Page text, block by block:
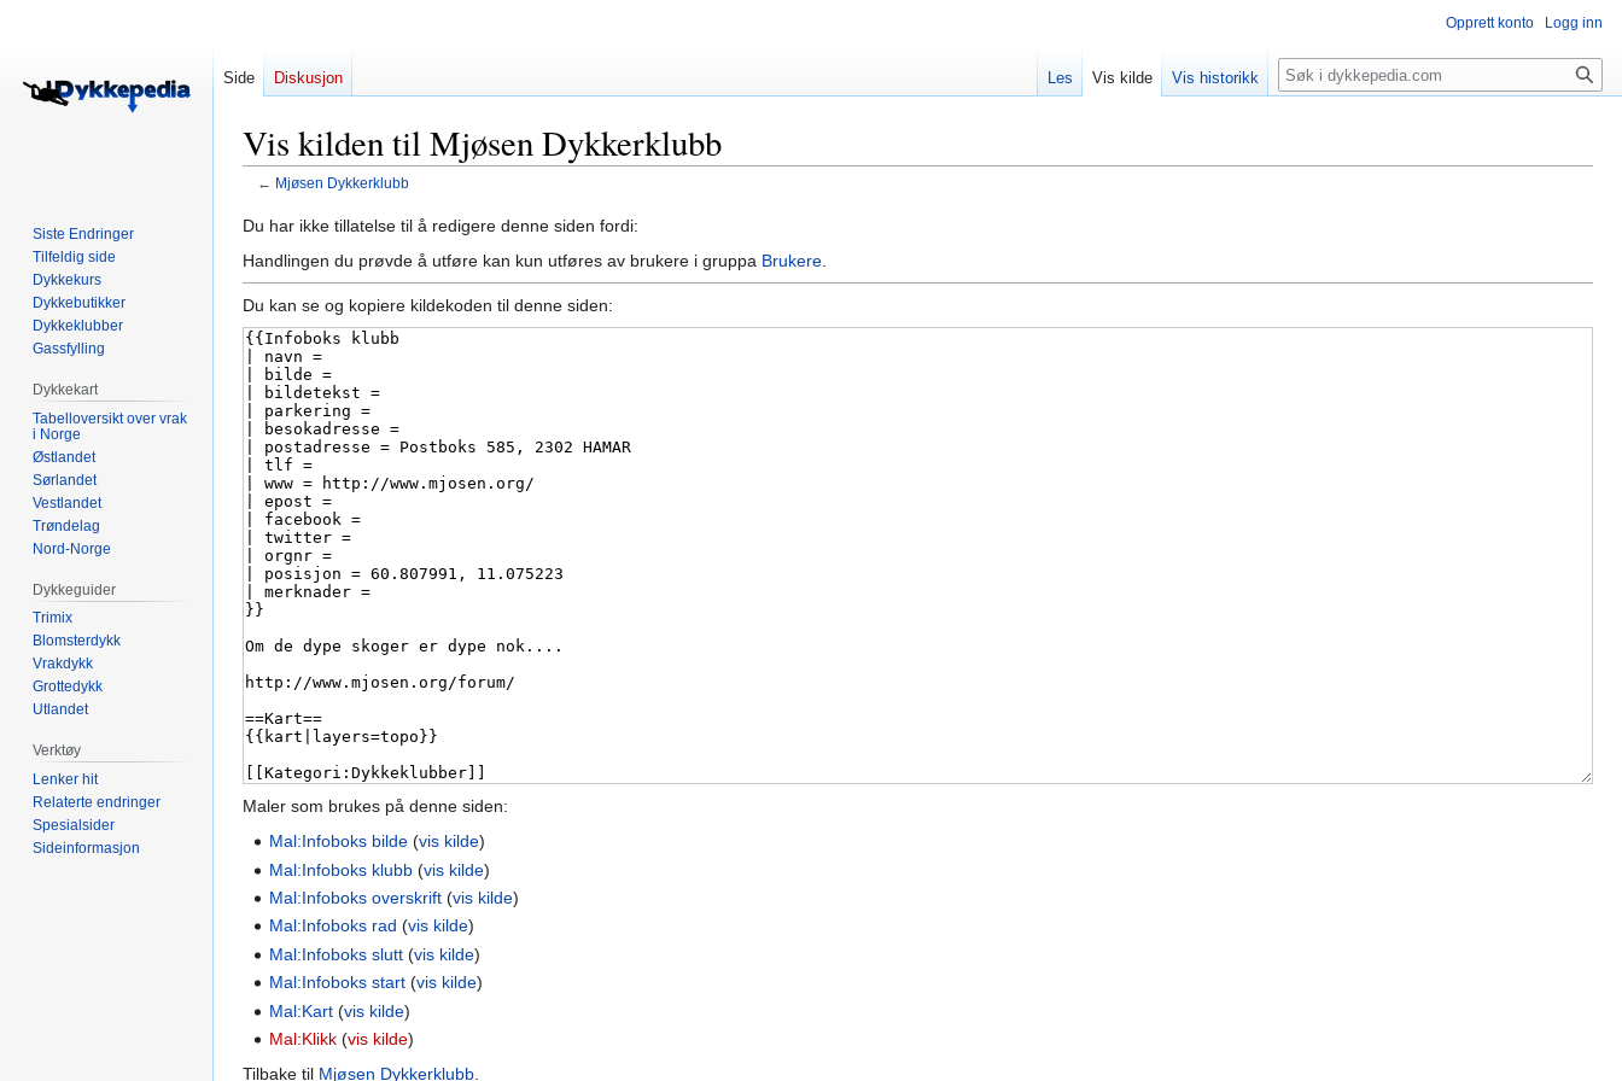
Vis kilden til Mjøsen Dykkerklubb
← Mjøsen Dykkerklubb
Hopp
til
Hopp
til
Du har ikke tillatelse til å redigere denne siden fordi:
Handlingen du prøvde å utføre kan kun utføres av brukere i gruppa Brukere
Du kan se og kopiere kildekoden til denne siden:
Maler som brukes på denne siden:
Mal:Infoboks bilde (vis kilde)
Mal:Infoboks klubb (vis kilde)
Mal:Infoboks overskrift (vis kilde)
Mal:Infoboks rad (vis kilde)
Mal:Infoboks slutt (vis kilde)
Mal:Infoboks start (vis kilde)
Mal:Kart (vis kilde)
Mal:Klikk (vis kilde)
Tilbake til Mjøsen Dykkerklubb
Opprett konto Logg inn
Side Diskusjon Les Vis kilde Vis historikk Søk
Siste Endringer
Tilfeldig side
Dykkekurs
Dykkebutikker
Dykkeklubber
Gassfylling
Dykkekart
Tabelloversikt over vrak
i Norge
Østlandet
Sørlandet
Vestlandet
Trøndelag
Nord-Norge
Dykkeguider
Trimix
Blomsterdykk
Vrakdykk
Grottedykk
Utlandet
Verktøy
Lenker hit
Relaterte endringer
Spesialsider
Sideinformasjon